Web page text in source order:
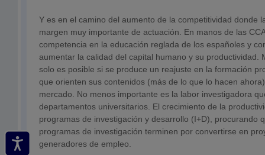
Y es en el camino del aumento de la competitividad donde
margen muy importante de actuación. En manos de las
competencia en la educación reglada de los españoles y
aumentar la calidad del capital humano y su productividad.
solo es posible si se produce un reajuste en la formación
que orienten sus contenidos (más de lo que lo hacen
mercado. No menos importante es la labor investigadora
departamentos universitarios. El crecimiento de la
programas de investigación y desarrollo (I+D), procurando
programas de investigación terminen por convertirse en
generadores de empleo.